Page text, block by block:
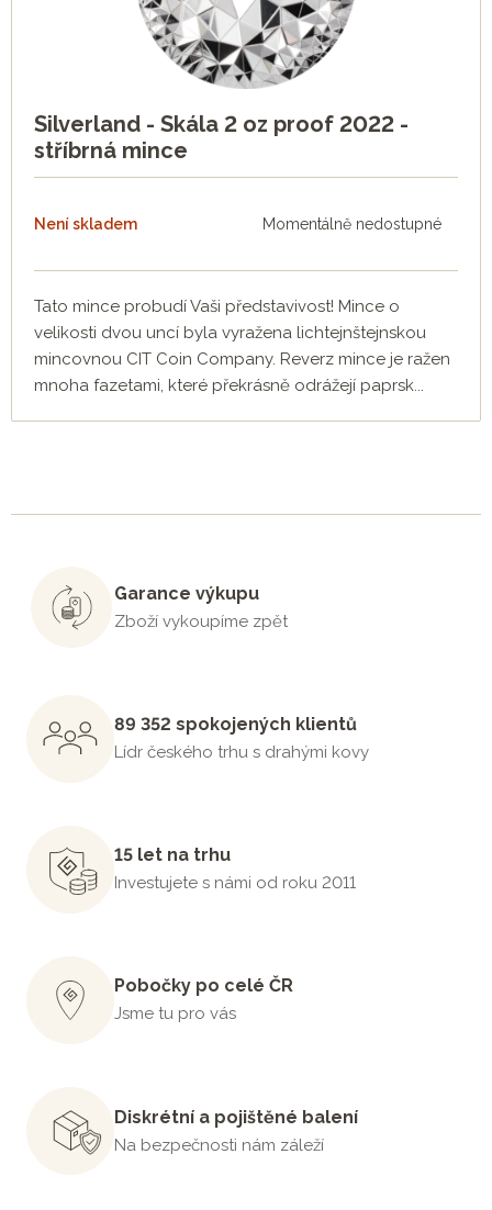
Silverland - Skála 2 oz proof 2022 -
stříbrná mince
Není skladem Momentálně nedostupné
Tato mince probudí Vaši představivost! Mince o
velikosti dvou uncí byla vyražena lichtejnštejnskou
mincovnou CIT Coin Company. Reverz mince je ražen
mnoha fazetami, které překrásně odrážejí paprsk...
Garance výkupu
Zboží vykoupíme zpět
89 352 spokojených klientů
Lídr českého trhu s drahými kovy
15 let na trhu
Investujete s námi od roku 2011
Pobočky po celé ČR
Jsme tu pro vás
Diskrétní a pojištěné balení
Na bezpečnosti nám záleží